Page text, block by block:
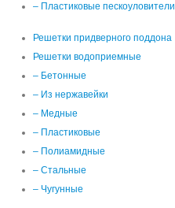
– Пластиковые пескоуловители
Решетки придверного поддона
Решетки водоприемные
– Бетонные
– Из нержавейки
– Медные
– Пластиковые
– Полиамидные
– Стальные
– Чугунные